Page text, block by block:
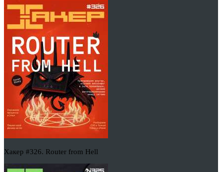
Хакер #326. Router from Hell